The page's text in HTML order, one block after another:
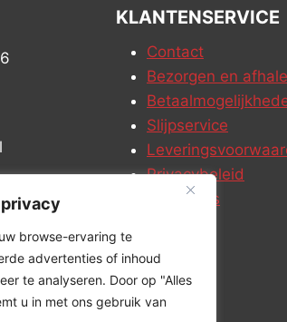
browse-ervaring te
advertenties of inhoud
te analyseren. Door op "Alles
u in met ons gebruik van
KLANTENSERVICE
Contact
Bezorgen en
Slijpservice
Privacybeleid
Vacatures